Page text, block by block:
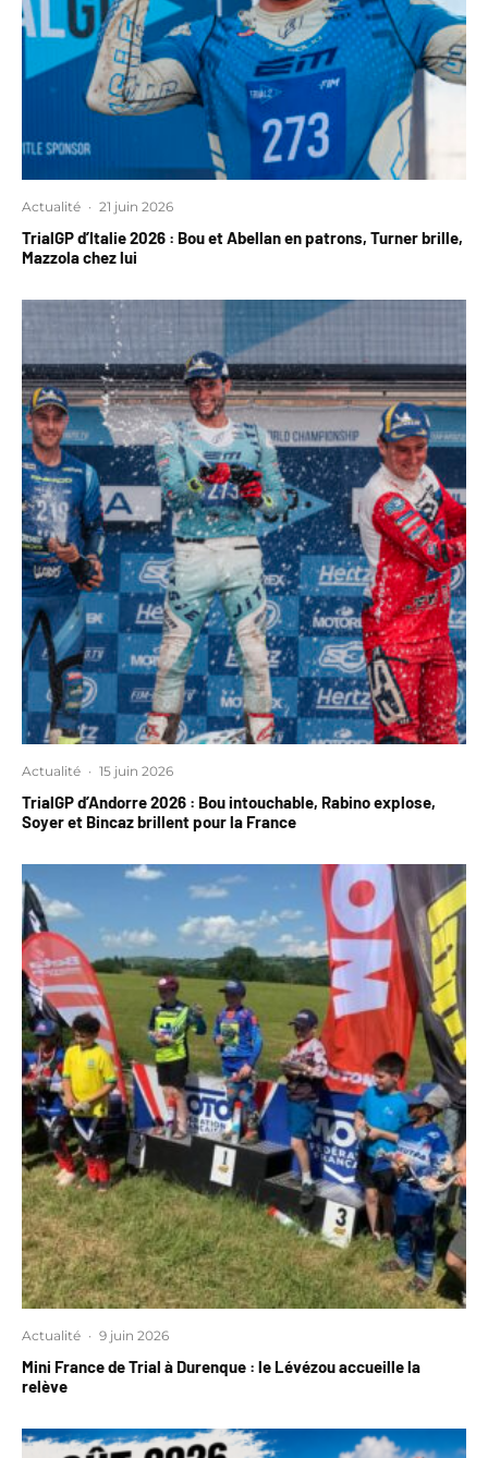
Actualité · 21 juin 2026
TrialGP d’Italie 2026 : Bou et Abellan en patrons, Turner brille,
Mazzola chez lui
Actualité · 15 juin 2026
TrialGP d’Andorre 2026 : Bou intouchable, Rabino explose,
Soyer et Bincaz brillent pour la France
Actualité · 9 juin 2026
Mini France de Trial à Durenque : le Lévézou accueille la
relève